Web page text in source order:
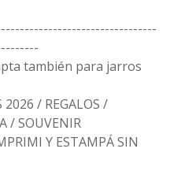
también para jarros
2026 / REGALOS /
/ SOUVENIR
Y ESTAMPÁ SIN